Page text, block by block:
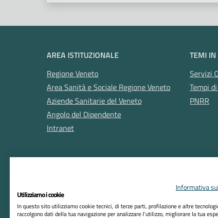
AREA ISTITUZIONALE
Regione Veneto
Area Sanità e Sociale Regione Veneto
Aziende Sanitarie del Veneto
Angolo del Dipendente
Intranet
TEMI
Servizi
Tempi
PNRR
RIFERIMENTI
Informativa
Utilizziamo i cookie
In questo sito utilizziamo cookie tecnici, di terze parti, profilazione e altre
raccolgono dati della tua navigazione per analizzare l’utilizzo, migliorare la tua